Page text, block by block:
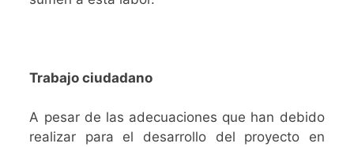
Trabajo ciudadano
A pesar de las adecuaciones que han debido
realizar para el desarrollo del proyecto en